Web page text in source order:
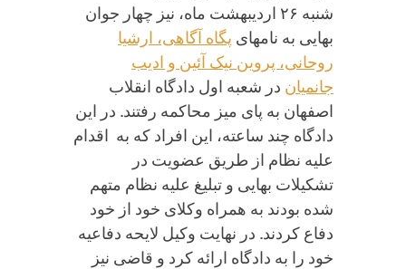
شنبه ۲۶ اردیبهشت ماه، نیز چهار جوان
بهایی به نامهای پگاه آگاهی، ارشیا
روحانی، پروین نیک آئین و ادیب
جانمیان در شعبه اول دادگاه انقلاب
اصفهان به پای میز محاکمه رفتند. در این
دادگاه چند ساعته، این افراد که به اقدام
علیه نظام از طریق عضویت در
تشکیلات بهایی و تبلیغ علیه نظام متهم
شده بودند به همراه وکلای خود از خود
دفاع کردند. در نهایت وکیل لایحه دفاعیه
خود را به دادگاه ارائه کرد و قاضی نیز